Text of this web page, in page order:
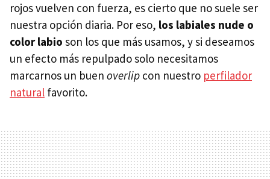
rojos vuelven con fuerza, es cierto que no suele ser
nuestra opción diaria. Por eso, los labiales nude o
color labio son los que más usamos, y si deseamos
un efecto más repulpado solo necesitamos
marcarnos un buen overlip con nuestro perfilador
natural favorito.